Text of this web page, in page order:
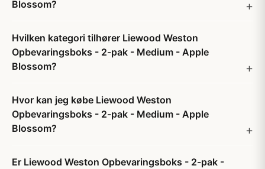
Blossom?
Hvilken kategori tilhører Liewood Weston
Opbevaringsboks - 2-pak - Medium - Apple
Blossom?
Hvor kan jeg købe Liewood Weston
Opbevaringsboks - 2-pak - Medium - Apple
Blossom?
Er Liewood Weston Opbevaringsboks - 2-pak -